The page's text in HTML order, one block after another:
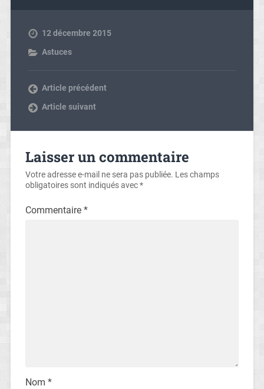
12 décembre 2015
Astuces
Article précédent
Article suivant
Laisser un commentaire
Votre adresse e-mail ne sera pas publiée. Les champs
obligatoires sont indiqués avec*
Commentaire *
Nom *